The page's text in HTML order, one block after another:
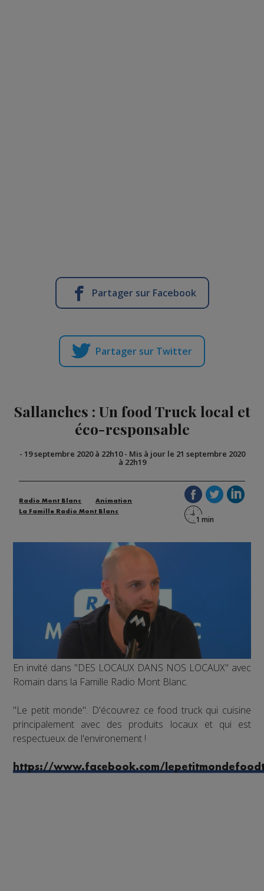
Partager sur Facebook
Partager sur Twitter
Sallanches : Un food Truck local et
éco-responsable
- 19 septembre 2020 à 22h10- Mis à jour le 21 septembre 2020
à 22h19
Radio Mont Blanc
Animation
La Famille Radio Mont Blanc
En invité dans "DES LOCAUX DANS NOS LOCAUX" avec
Romain dans la Famille Radio Mont Blanc.
"Le petit monde". D'écouvrez ce food truck qui cuisine
principalement avec des produits locaux et qui est
respectueux de l'environement !
https://www.facebook.com/